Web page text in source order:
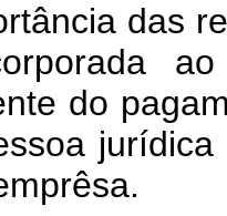
das
do